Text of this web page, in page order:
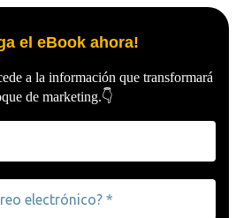
el eBook ahora!
a la información que transformará
de marketing.👇